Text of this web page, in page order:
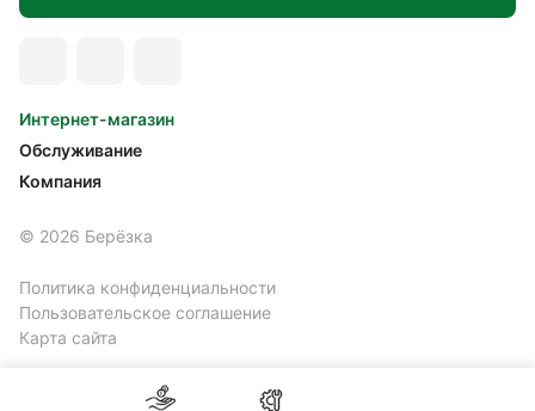
Интернет-магазин
Обслуживание
Компания
© 2026 Берёзка
Политика конфиденциальности
Пользовательское соглашение
Карта сайта